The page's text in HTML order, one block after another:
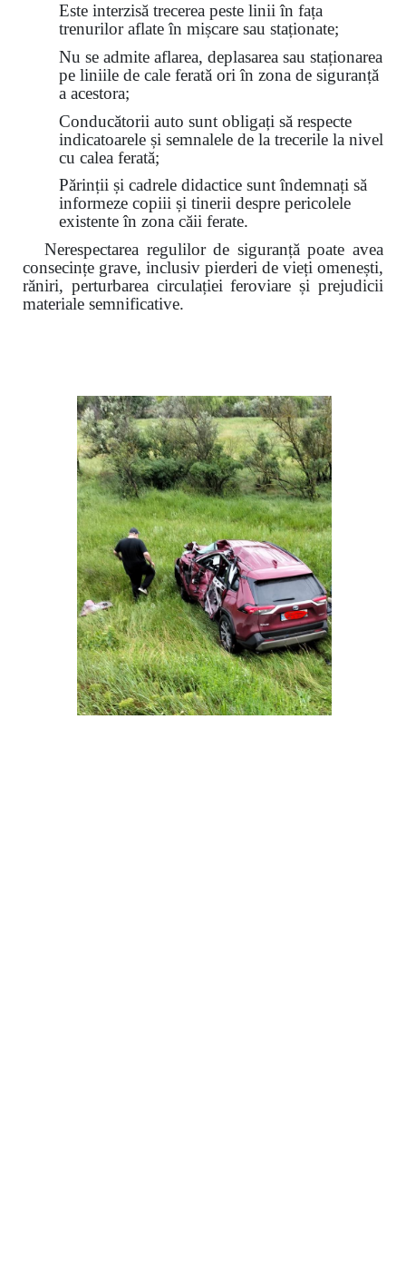
Este interzisă trecerea peste linii în fața
trenurilor aflate în mișcare sau staționate;
Nu se admite aflarea, deplasarea sau staționarea
pe liniile de cale ferată ori în zona de siguranță
a acestora;
Conducătorii auto sunt obligați să respecte
indicatoarele și semnalele de la trecerile la nivel
cu calea ferată;
Părinții și cadrele didactice sunt îndemnați să
informeze copiii și tinerii despre pericolele
existente în zona căii ferate.
Nerespectarea regulilor de siguranță poate avea
consecințe grave, inclusiv pierderi de vieți omenești,
răniri, perturbarea circulației feroviare și prejudicii
materiale semnificative.